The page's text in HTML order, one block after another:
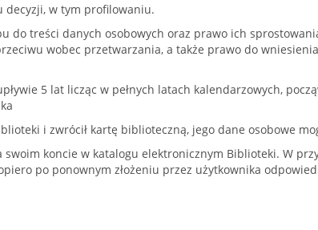
decyzji, w tym profilowaniu.
do treści danych osobowych oraz prawo ich
wobec przetwarzania, a także prawo do
5 lat licząc w pełnych latach kalendarzowych,
i zwrócił kartę biblioteczną, jego dane osobowe
koncie w katalogu elektronicznym Biblioteki. W
po ponownym złożeniu przez użytkownika